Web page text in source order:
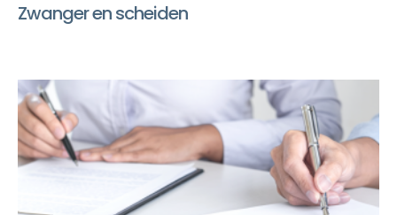
Zwanger en scheiden